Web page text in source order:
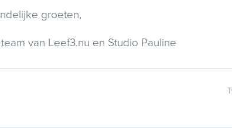
groeten,
van Leef3.nu en Studio Pauline